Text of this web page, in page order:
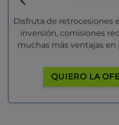
Disfruta de retrocesiones
inversión, comisiones
muchas más ventajas
QUIERO LA